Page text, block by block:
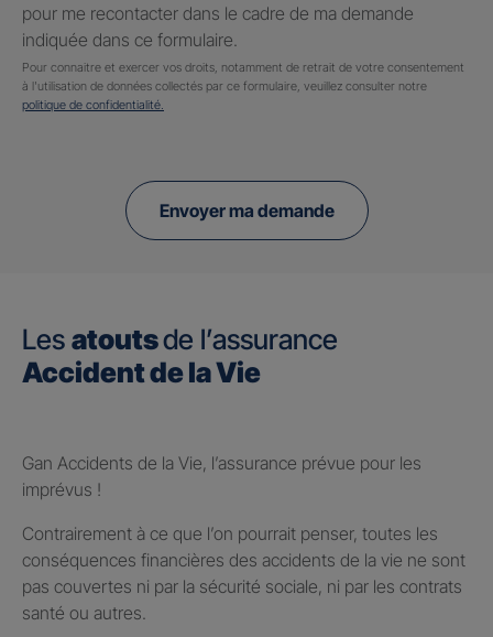
pour me recontacter dans le cadre de ma demande
indiquée dans ce formulaire.
Pour connaitre et exercer vos droits, notamment de retrait de votre consentement
à l'utilisation de données collectés par ce formulaire, veuillez consulter notre
politique de confidentialité.
Envoyer ma demande
Les atoutsde l’assurance
Accident de la Vie
Gan Accidents de la Vie, l’assurance prévue pour les
imprévus !
Contrairement à ce que l’on pourrait penser, toutes les
conséquences financières des accidents de la vie ne sont
pas couvertes ni par la sécurité sociale, ni par les contrats
santé ou autres.